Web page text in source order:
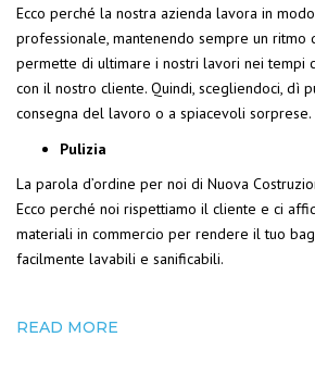
Ecco perché la nostra azienda lavora in
professionale, mantenendo sempre un ritmo
permette di ultimare i nostri lavori nei tempi
con il nostro cliente. Quindi, scegliendoci, dì
consegna del lavoro o a spiacevoli sorprese.
Pulizia
La parola d’ordine per noi di Nuova
Ecco perché noi rispettiamo il cliente e ci
materiali in commercio per rendere il tuo
facilmente lavabili e sanificabili.
READ MORE